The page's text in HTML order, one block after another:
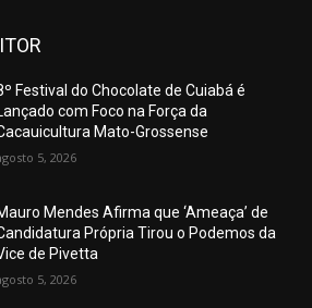
Festival do Chocolate de Cuiabá é
com Foco na Força da
Mato-Grossense
5, 2026
Mendes Afirma que ‘Ameaça’ de
Própria Tirou o Podemos da
de Pivetta
5, 2026